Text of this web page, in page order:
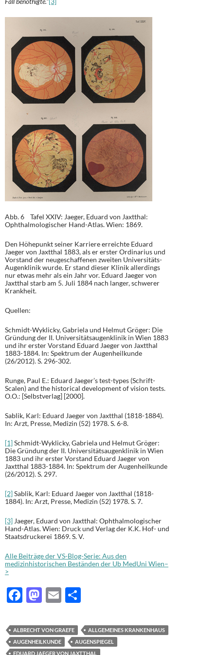
Abb. 6 Tafel XXIV: Jaeger, Eduard von Jaxtthal:
Ophthalmologischer Hand-Atlas. Wien: 1869.
Den Höhepunkt seiner Karriere erreichte Eduard
Jaeger von Jaxtthal 1883, als er erster Ordinarius und
Vorstand der neugeschaffenen zweiten Universitäts-
Augenklinik wurde. Er stand dieser Klinik allerdings
nur etwas mehr als ein Jahr vor. Eduard Jaeger von
Jaxtthal starb am 5. Juli 1884 nach langer, schwerer
Krankheit.
Quellen:
Schmidt-Wyklicky, Gabriela und Helmut Gröger: Die
Gründung der II. Universitätsaugenklinik in Wien 1883
und ihr erster Vorstand Eduard Jaeger von Jaxtthal
1883-1884. In: Spektrum der Augenheilkunde
(26/2012). S. 296-302.
Runge, Paul E.: Eduard Jaeger’s test-types (Schrift-
Scalen) and the historical development of vision tests.
O.O.: [Selbstverlag] [2000].
Sablik, Karl: Eduard Jaeger von Jaxtthal (1818-1884).
In: Arzt, Presse, Medizin (52) 1978. S. 6-8.
[1]Schmidt-Wyklicky, Gabriela und Helmut Gröger:
Die Gründung der II. Universitätsaugenklinik in Wien
1883 und ihr erster Vorstand Eduard Jaeger von
Jaxtthal 1883-1884. In: Spektrum der Augenheilkunde
(26/2012). S. 297.
[2]Sablik, Karl: Eduard Jaeger von Jaxtthal (1818-
1884). In: Arzt, Presse, Medizin (52) 1978. S. 7.
[3] Jaeger, Eduard von Jaxtthal: Ophthalmologischer
Hand-Atlas. Wien: Druck und Verlag der K.K. Hof- und
Staatsdruckerei 1869. S. V.
Alle Beiträge der VS-Blog-Serie: Aus den
medizinhistorischen Beständen der Ub MedUni Wien–
>
F
e
b
M
to
d
E
ail le
n
ALBRECHT VON GRAEFE
ALLGEMEINES KRANKENHAUS
AUGENHEILKUNDE
AUGENSPIEGEL
EDUARD JAEGER VON JAXTTHAL